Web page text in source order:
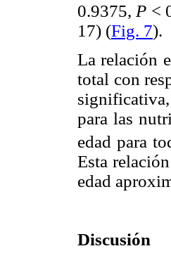
0.9375, P <
17) (Fig. 7).
La relación
total con
para las
edad para
Esta
edad
Discusión